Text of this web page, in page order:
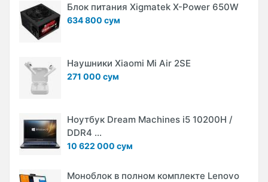
Блок питания Xigmatek X-Power 650W
634 800 сум
Наушники Xiaomi Mi Air 2SE
271 000 сум
Ноутбук Dream Machines i5 10200H /
DDR4 ...
10 622 000 сум
Моноблок в полном комплекте Lenovo